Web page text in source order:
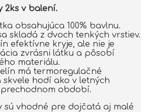
2ks v balení.
obsahujúca 100% bavlnu.
skladá z dvoch tenkých vrstiev.
efektívne kryje, ale nie je
zvrásni látku a pôsobí
materiálu.
má termoregulačné
hodí ako v letných
období.
sú vhodné pre dojčatá aj malé